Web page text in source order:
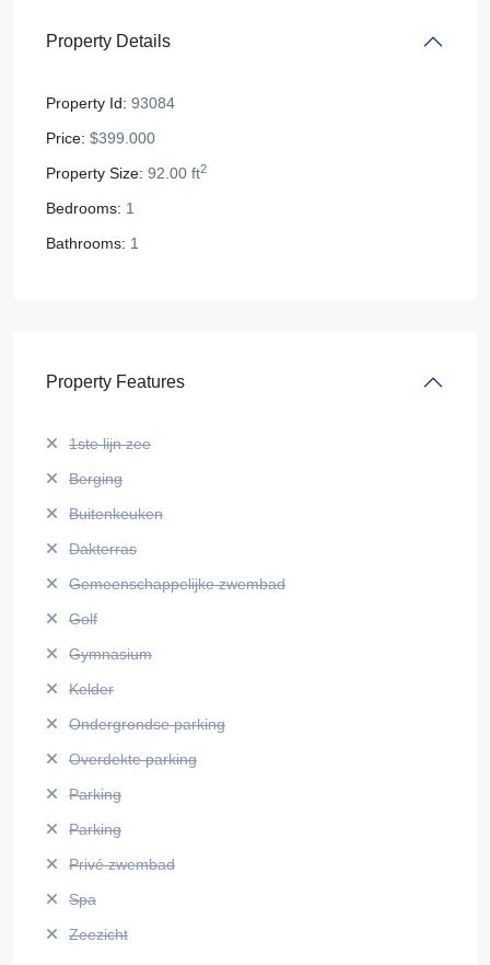
Property Details
Property Id: 93084
Price: $399.000
Property Size: 92.00 ft2
Bedrooms: 1
Bathrooms: 1
Property Features
1ste lijn zee
Berging
Buitenkeuken
Dakterras
Gemeenschappelijke zwembad
Golf
Gymnasium
Kelder
Ondergrondse parking
Overdekte parking
Parking
Parking
Privé zwembad
Spa
Zeezicht